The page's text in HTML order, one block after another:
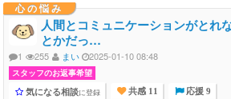
心の悩み
人間とコミュニケーションがとれ
とかだっ…
1 255 まい 2025-01-10 08:48
スタッフのお返事希望
気になる相談に登録 共感 11 応援 9